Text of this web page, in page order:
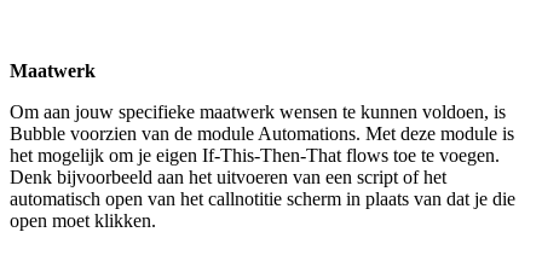
Maatwerk
Om aan jouw specifieke maatwerk wensen te kunnen voldoen, is
Bubble voorzien van de module Automations. Met deze module is
het mogelijk om je eigen If-This-Then-That flows toe te voegen.
Denk bijvoorbeeld aan het uitvoeren van een script of het
automatisch open van het callnotitie scherm in plaats van dat je die
open moet klikken.